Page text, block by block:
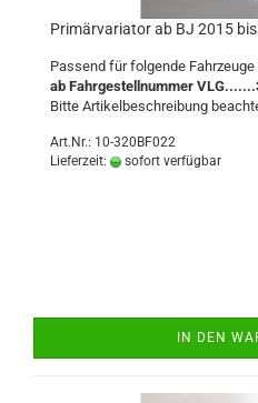
Primärvariator ab BJ 2015
Passend für folgende Fahrzeuge
ab Fahrgestellnummer
Bitte Artikelbeschreibung
Art.Nr.: 10-320BF022
Lieferzeit:
sofort verfügbar
IN DEN